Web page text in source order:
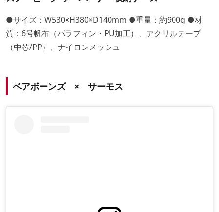
●サイズ：W530×H380×D140mm ●重量：約900g ●材
質：6号帆布（パラフィン・PU加工）、アクリルテープ
（中芯/PP）、ナイロンメッシュ
ベアボーンズ × サーモス